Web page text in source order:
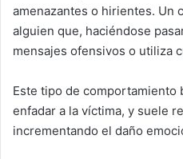
amenazantes o hirientes. Un
alguien que, haciéndose
mensajes ofensivos o utiliza
Este tipo de comportamiento
enfadar a la víctima, y suele
incrementando el daño